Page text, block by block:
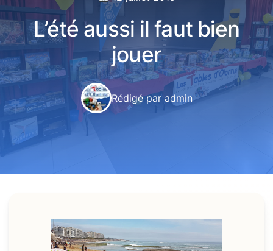
L’été aussi il faut bien
jouer
Rédigé par admin